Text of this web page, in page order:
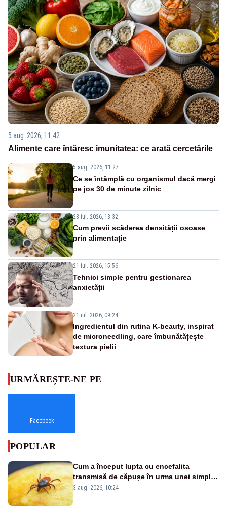
5 aug. 2026, 11:42
Alimente care întăresc imunitatea: ce arată cercetările
5 aug. 2026, 11:27
Ce se întâmplă cu organismul dacă mergi
pe jos 30 de minute zilnic
28 iul. 2026, 13:32
Cum previi scăderea densității osoase
prin alimentație
21 iul. 2026, 15:56
Tehnici simple pentru gestionarea
anxietății
21 iul. 2026, 09:24
Ingredientul din rutina K-beauty, inspirat
de microneedling, care îmbunătățește
textura pielii
URMĂREȘTE-NE PE
Facebook
POPULAR
Cum a început lupta cu encefalita
transmisă de căpușe în urma unei simple
vacanțe
3 aug. 2026, 10:24